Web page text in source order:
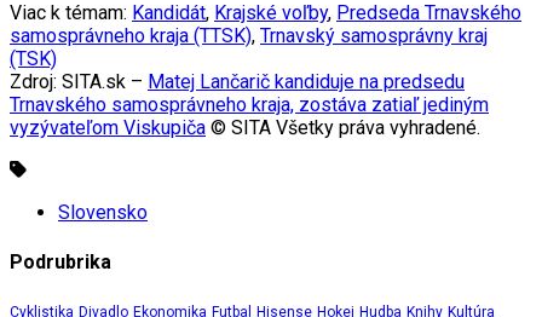
Viac k témam: Kandidát, Krajské voľby, Predseda Trnavského
samosprávneho kraja (TTSK), Trnavský samosprávny kraj
(TSK)
Zdroj: SITA.sk – Matej Lančarič kandiduje na predsedu
Trnavského samosprávneho kraja, zostáva zatiaľ jediným
vyzývateľom Viskupiča © SITA Všetky práva vyhradené.
Slovensko
Podrubrika
Cyklistika Divadlo Ekonomika Futbal Hisense Hokej Hudba Knihy Kultúra